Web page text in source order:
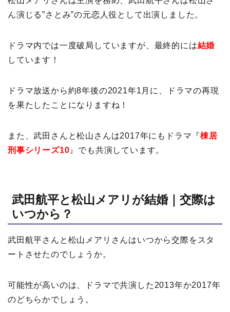
ん演じる”さとみ”の元恋人役として出演しました。
ドラマ内では一度破局していますが、最終的には結婚
しています！
ドラマ放送から約8年後の2021年1月に、ドラマの再現
を果たしたことになりますね！
また、武田さんと松山さんは2017年にもドラマ『棟居
刑事シリーズ10 』でも共演しています。
武田航平と松山メアリが結婚｜交際は
いつから？
武田航平さんと松山メアリさんはいつから交際をスタ
ートさせたのでしょうか。
可能性が高いのは、ドラマで共演した2013年か2017年
のどちらかでしょう。